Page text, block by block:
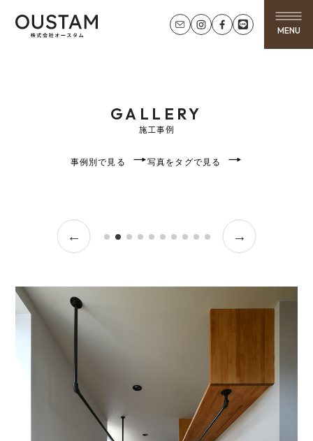
MENU
GALLERY
施工事例
事例別で見る 写真をタグで見る